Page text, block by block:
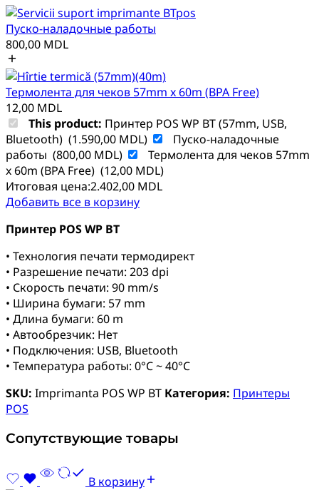
Пуско-наладочные работы
800,00 MDL
Термолента для чеков 57mm x 60m (BPA Free)
12,00 MDL
This product: Принтер POS WP BT (57mm, USB,
Bluetooth) (1.590,00 MDL)
Пуско-наладочные
работы (800,00 MDL)
Термолента для чеков 57mm
x 60m (BPA Free) (12,00 MDL)
Итоговая цена:2.402,00 MDL
Добавить все в корзину
Принтер POS WP BT
• Технология печати термодирект
• Разрешение печати: 203 dpi
• Скорость печати: 90 mm/s
• Ширина бумаги: 57 mm
• Длина бумаги: 60 m
• Автообрезчик: Нет
• Подключения: USB, Bluetooth
• Температура работы: 0°C ~ 40°C
SKU: Imprimanta POS WP BT Категория: Принтеры
POS
Сопутствующие товары
В корзину